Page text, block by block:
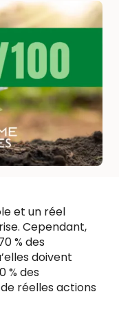
et un réel
Cependant,
% des
doivent
% des
réelles actions